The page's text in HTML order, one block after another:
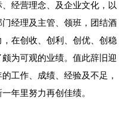
经营理念、及企业文化，以
经理及主管、领班，团结酒
在创收、创利、创优、创稳
为可观的业绩。值此辞旧迎
工作、成绩、经验及不足，
年里努力再创佳绩。